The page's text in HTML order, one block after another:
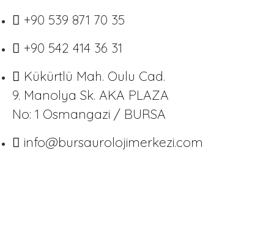
+90 539 871 70 35
+90 542 414 36 31
Kükürtlü Mah. Oulu Cad.
9. Manolya Sk. AKA PLAZA
No: 1 Osmangazi / BURSA
info@bursaurolojimerkezi.com